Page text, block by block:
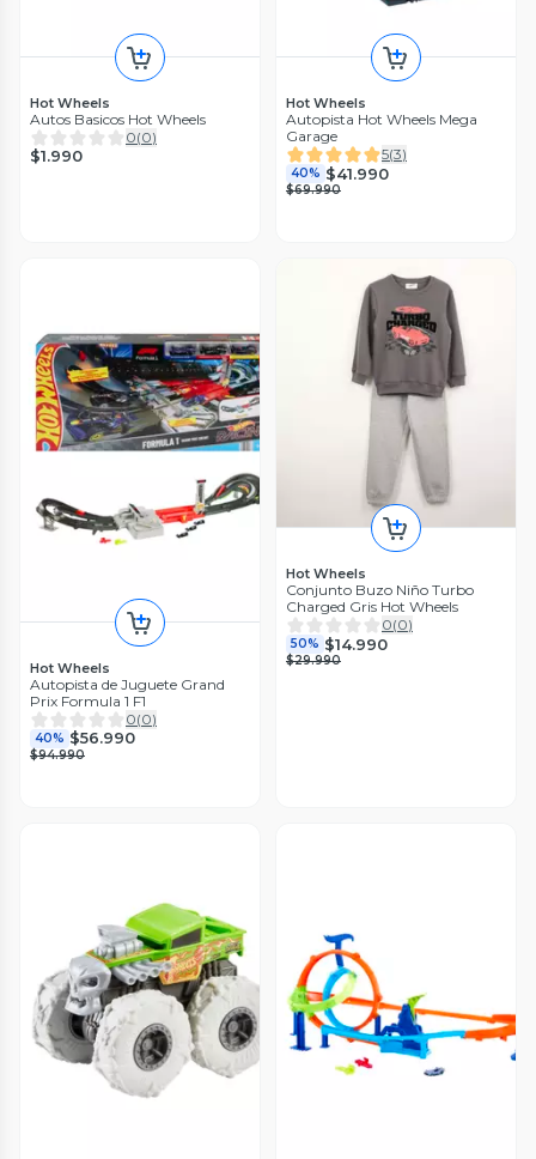
Hot Wheels
Autos Basicos Hot Wheels
0(0)
$1.990
Hot Wheels
Autopista Hot Wheels Mega
Garage
5(3)
40% $41.990
$69.990
Hot Wheels
Autopista de Juguete Grand
Prix Formula 1 F1
0(0)
40% $56.990
$94.990
Hot Wheels
Conjunto Buzo Niño Turbo
Charged Gris Hot Wheels
0(0)
50% $14.990
$29.990